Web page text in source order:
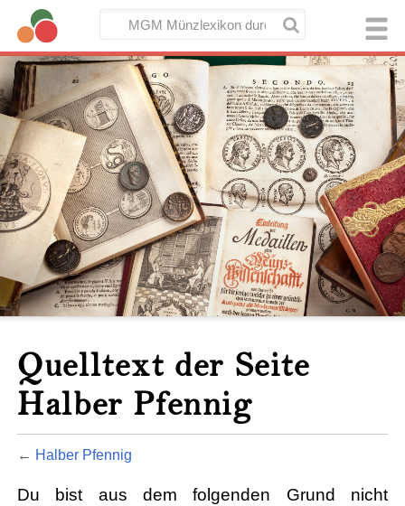
Quelltext der Seite
Halber Pfennig
← Halber Pfennig
Du bist aus dem folgenden Grund nicht